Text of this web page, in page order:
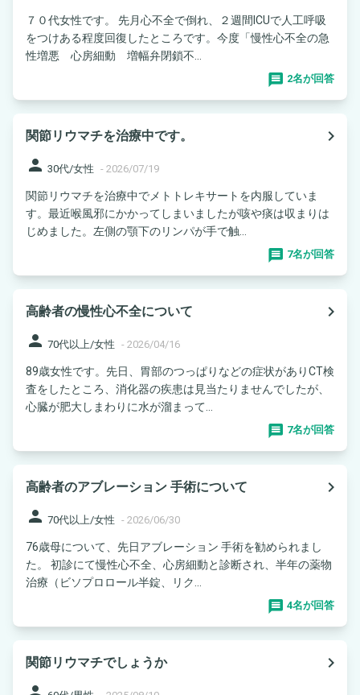
７０代女性です。 先月心不全で倒れ、２週間ICUで人工呼吸
をつけある程度回復したところです。今度「慢性心不全の急
性増悪 心房細動 増幅弁閉鎖不...
2名が回答
関節リウマチを治療中です。
navigate_next
person 30代/女性 - 2026/07/19
関節リウマチを治療中でメトトレキサートを内服していま
す。最近喉風邪にかかってしまいましたが咳や痰は収まりは
じめました。左側の顎下のリンパが手で触...
7名が回答
高齢者の慢性心不全について
navigate_next
person 70代以上/女性 - 2026/04/16
89歳女性です。先日、胃部のつっぱりなどの症状がありCT検
査をしたところ、消化器の疾患は見当たりませんでしたが、
心臓が肥大しまわりに水が溜まって...
7名が回答
高齢者のアブレーション 手術について
navigate_next
person 70代以上/女性 - 2026/06/30
76歳母について、先日アブレーション 手術を勧められまし
た。 初診にて慢性心不全、心房細動と診断され、半年の薬物
治療（ビソプロロール半錠、リク...
4名が回答
関節リウマチでしょうか
navigate_next